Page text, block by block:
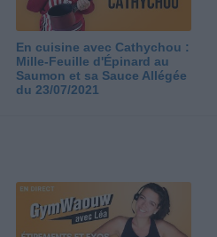
En cuisine avec Cathychou :
Mille-Feuille d'Épinard au
Saumon et sa Sauce Allégée
du 23/07/2021